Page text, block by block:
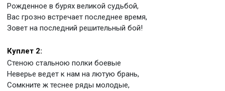
Рожденное в бурях великой судьбой,
Вас грозно встречает последнее время,
Зовет на последний решительный бой!
Куплет 2:
Стеною стальною полки боевые
Неверье ведет к нам на лютую брань,
Сомкните ж теснее ряды молодые,